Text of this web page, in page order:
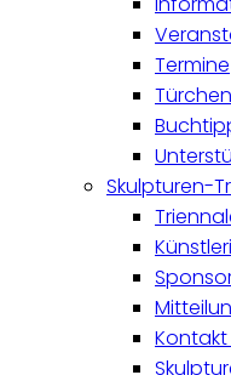
Termine
Skulpturen-